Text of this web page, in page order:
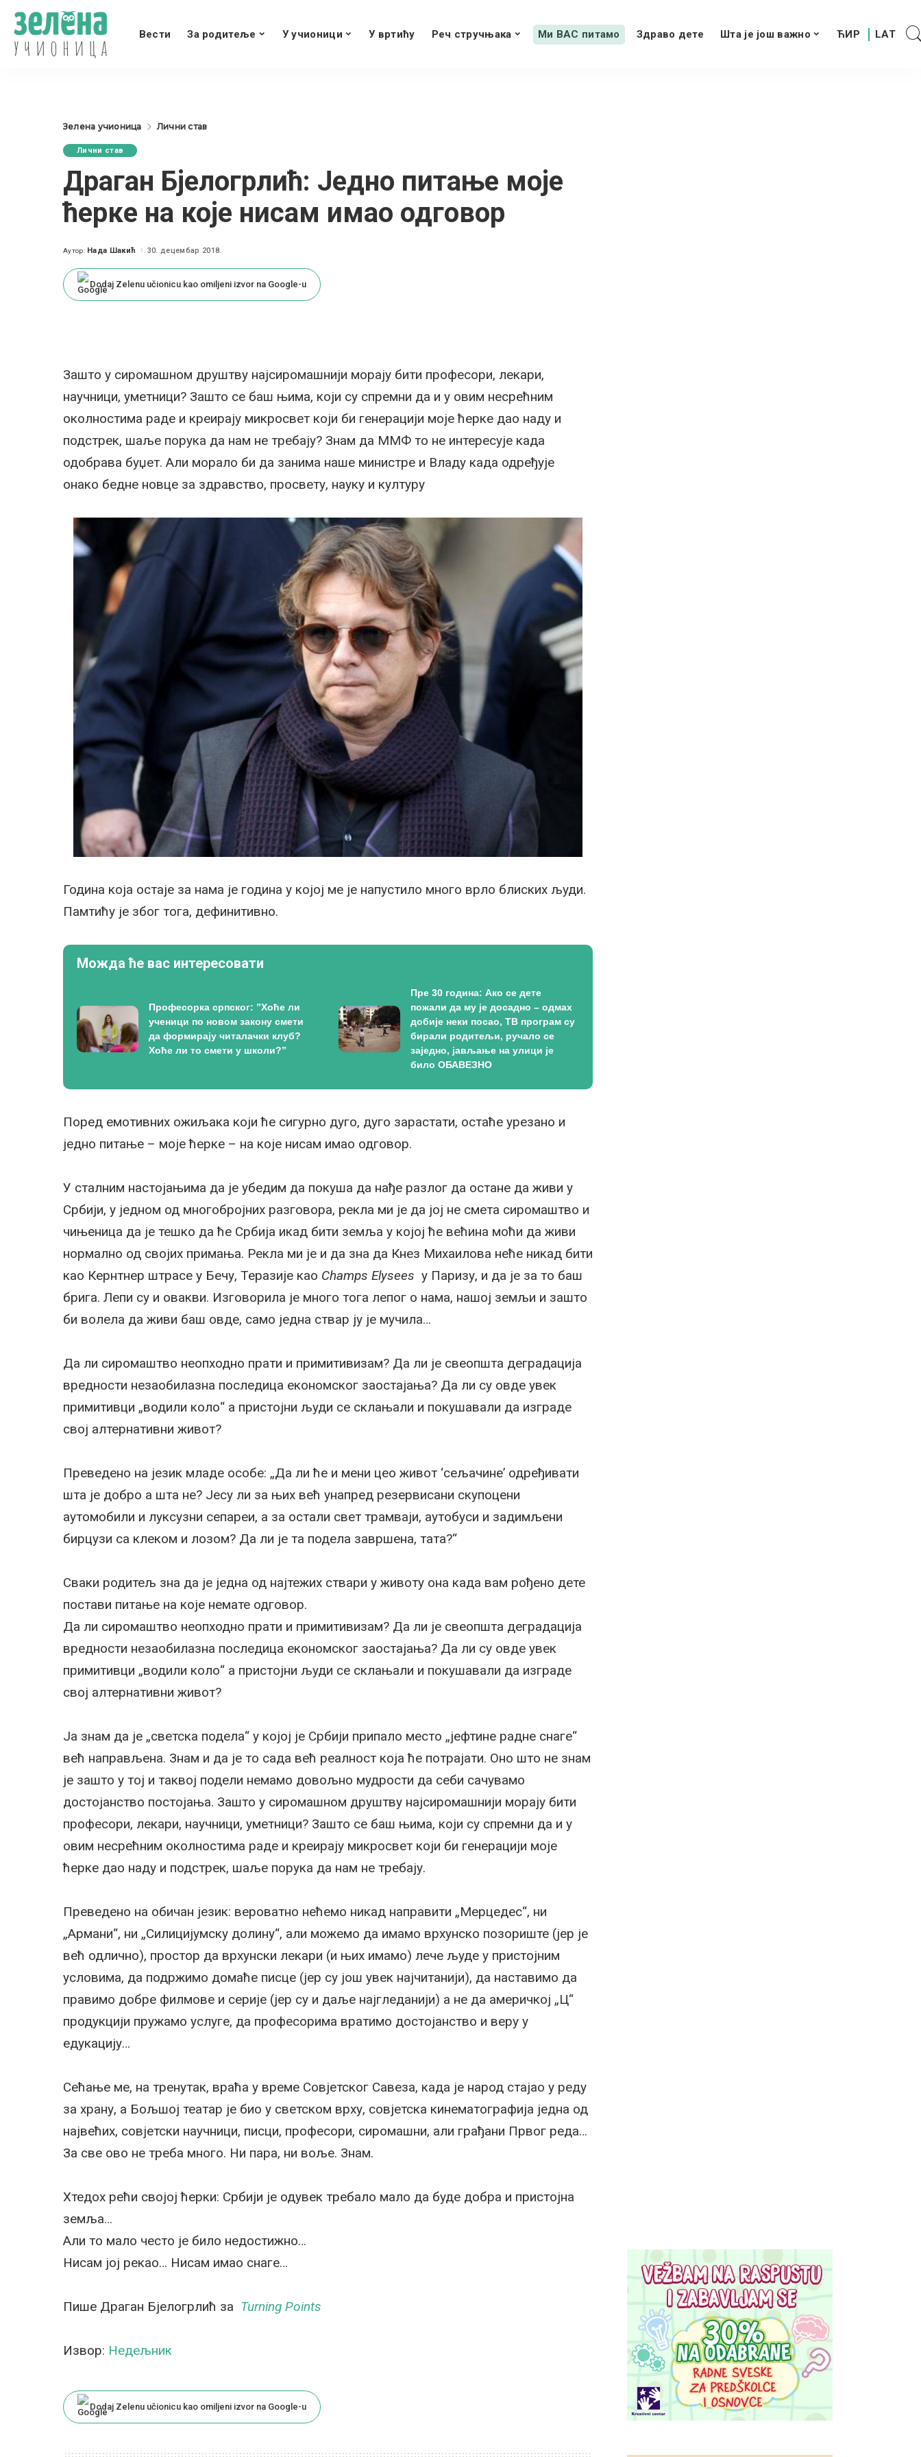
Вести За родитеље У учионици У вртићу Реч стручњака Ми ВАС питамо Здраво дете Шта је још важно
Зелена учионица Лични став
Лични став
Драган Бјелогрлић: Једно питање моје
ћерке на које нисам имао одговор
Posted
Аутор: Нада Шакић 30. децембар 2018.
Dodaj Zelenu učionicu kao omiljeni izvor na Google-u
Зашто у сиромашном друштву најсиромашнији морају бити професори, лекари,
научници, уметници? Зашто се баш њима, који су спремни да и у овим несрећним
околностима раде и креирају микросвет који би генерацији моје ћерке дао наду и
подстрек, шаље порука да нам не требају? Знам да ММФ то не интересује када
одобрава буџет. Али морало би да занима наше министре и Владу када одређује
онако бедне новце за здравство, просвету, науку и културу
Година која остаје за нама је година у којој ме је напустило много врло блиских људи.
Памтићу је због тога, дефинитивно.
Можда ће вас интересовати
Професорка српског: ”Хоће ли
ученици по новом закону смети
да формирају читалачки клуб?
Хоће ли то смети у школи?”
Пре 30 година: Ако се дете
пожали да му је досадно – одмах
добије неки посао, ТВ програм су
бирали родитељи, ручало се
заједно, јављање на улици је
било ОБАВЕЗНО
Поред емотивних ожиљака који ће сигурно дуго, дуго зарастати, остаће урезано и
једно питање – моје ћерке – на које нисам имао одговор.
У сталним настојањима да је убедим да покуша да нађе разлог да остане да живи у
Србији, у једном од многобројних разговора, рекла ми је да јој не смета сиромаштво и
чињеница да је тешко да ће Србија икад бити земља у којој ће већина моћи да живи
нормално од својих примања. Рекла ми је и да зна да Кнез Михаилова неће никад бити
као Кернтнер штрасе у Бечу, Теразије као Champs Elysees у Паризу, и да је за то баш
брига. Лепи су и овакви. Изговорила је много тога лепог о нама, нашој земљи и зашто
би волела да живи баш овде, само једна ствар ју је мучила…
Да ли сиромаштво неопходно прати и примитивизам? Да ли је свеопшта деградација
вредности незаобилазна последица економског заостајања? Да ли су овде увек
примитивци „водили коло“ а пристојни људи се склањали и покушавали да изграде
свој алтернативни живот?
Преведено на језик младе особе: „Да ли ће и мени цео живот ‘сељачине’ одређивати
шта је добро а шта не? Јесу ли за њих већ унапред резервисани скупоцени
аутомобили и луксузни сепареи, а за остали свет трамваји, аутобуси и задимљени
бирцузи са клеком и лозом? Да ли је та подела завршена, тата?“
Сваки родитељ зна да је једна од најтежих ствари у животу она када вам рођено дете
постави питање на које немате одговор.
Да ли сиромаштво неопходно прати и примитивизам? Да ли је свеопшта деградација
вредности незаобилазна последица економског заостајања? Да ли су овде увек
примитивци „водили коло“ а пристојни људи се склањали и покушавали да изграде
свој алтернативни живот?
Ја знам да је „светска подела“ у којој је Србији припало место „јефтине радне снаге“
већ направљена. Знам и да је то сада већ реалност која ће потрајати. Оно што не знам
је зашто у тој и таквој подели немамо довољно мудрости да себи сачувамо
достојанство постојања. Зашто у сиромашном друштву најсиромашнији морају бити
професори, лекари, научници, уметници? Зашто се баш њима, који су спремни да и у
овим несрећним околностима раде и креирају микросвет који би генерацији моје
ћерке дао наду и подстрек, шаље порука да нам не требају.
Преведено на обичан језик: вероватно нећемо никад направити „Мерцедес“, ни
„Армани“, ни „Силицијумску долину“, али можемо да имамо врхунско позориште (јер је
већ одлично), простор да врхунски лекари (и њих имамо) лече људе у пристојним
условима, да подржимо домаће писце (јер су још увек најчитанији), да наставимо да
правимо добре филмове и серије (јер су и даље најгледанији) а не да америчкој „Ц“
продукцији пружамо услуге, да професорима вратимо достојанство и веру у
едукацију…
Сећање ме, на тренутак, враћа у време Совјетског Савеза, када је народ стајао у реду
за храну, а Бољшој театар је био у светском врху, совјетска кинематографија једна од
највећих, совјетски научници, писци, професори, сиромашни, али грађани Првог реда…
За све ово не треба много. Ни пара, ни воље. Знам.
Хтедох рећи својој ћерки: Србији је одувек требало мало да буде добра и пристојна
земља…
Али то мало често је било недостижно…
Нисам јој рекао… Нисам имао снаге…
Пише Драган Бјелогрлић за Turning Points
Извор: Недељник
Dodaj Zelenu učionicu kao omiljeni izvor na Google-u